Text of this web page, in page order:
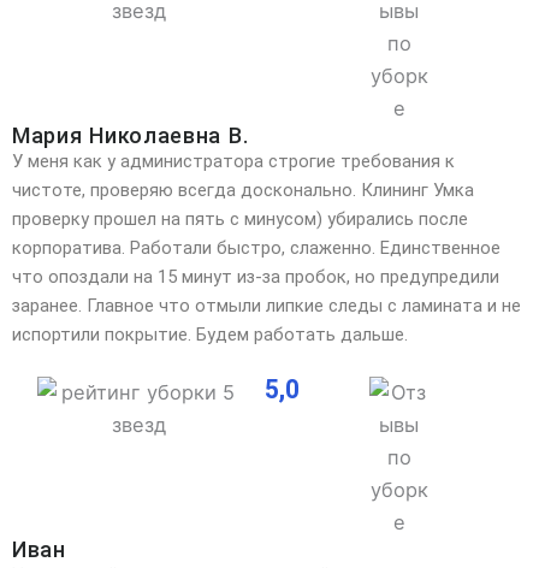
Мария Николаевна В.
У меня как у администратора строгие требования к
чистоте, проверяю всегда досконально. Клининг Умка
проверку прошел на пять с минусом) убирались после
корпоратива. Работали быстро, слаженно. Единственное
что опоздали на 15 минут из-за пробок, но предупредили
заранее. Главное что отмыли липкие следы с ламината и не
испортили покрытие. Будем работать дальше.
5,0
Иван